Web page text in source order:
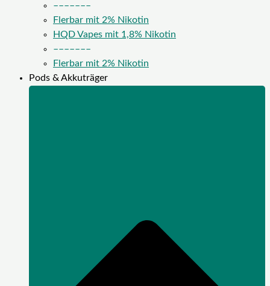
–––––––
Flerbar mit 2% Nikotin
HQD Vapes mit 1,8% Nikotin
–––––––
Flerbar mit 2% Nikotin
Pods & Akkuträger